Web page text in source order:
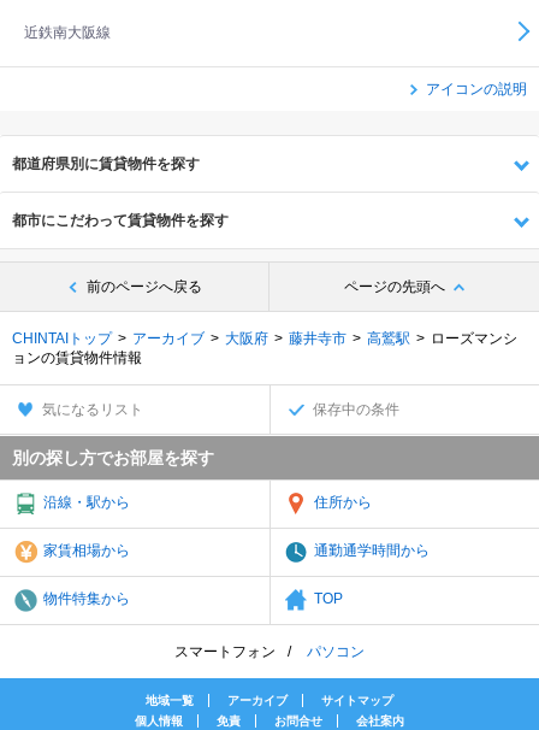
近鉄南大阪線
アイコンの説明
都道府県別に賃貸物件を探す
都市にこだわって賃貸物件を探す
前のページへ戻る ページの先頭へ
CHINTAIトップ アーカイブ 大阪府 藤井寺市 高鷲駅
ローズマンシ
ョンの賃貸物件情報
気になるリスト 保存中の条件
別の探し方でお部屋を探す
沿線・駅から 住所から
家賃相場から 通勤通学時間から
物件特集から TOP
スマートフォン パソコン
地域一覧 アーカイブ
サイトマップ
個人情報
免責 お問合せ 会社案内